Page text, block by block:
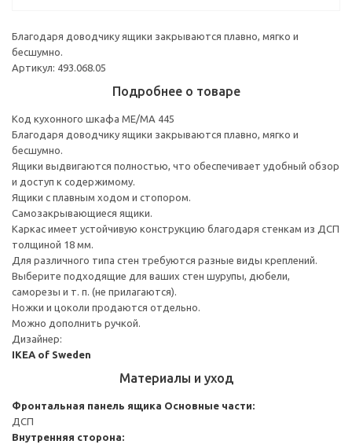
Благодаря доводчику ящики закрываются плавно, мягко и
бесшумно.
Артикул: 493.068.05
Подробнее о товаре
Код кухонного шкафа ME/MA 445
Благодаря доводчику ящики закрываются плавно, мягко и
бесшумно.
Ящики выдвигаются полностью, что обеспечивает удобный обзор
и доступ к содержимому.
Ящики с плавным ходом и стопором.
Самозакрывающиеся ящики.
Каркас имеет устойчивую конструкцию благодаря стенкам из ДСП
толщиной 18 мм.
Для различного типа стен требуются разные виды креплений.
Выберите подходящие для ваших стен шурупы, дюбели,
саморезы и т. п. (не прилагаются).
Ножки и цоколи продаются отдельно.
Можно дополнить ручкой.
Дизайнер:
IKEA of Sweden
Материалы и уход
Фронтальная панель ящика Основные части:
ДСП
Внутренняя сторона: